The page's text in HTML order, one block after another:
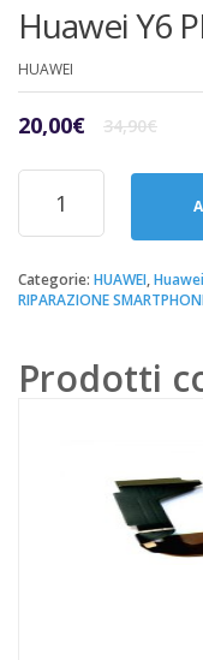
Huawei Y6
HUAWEI
34,90€Il
20,00€
Il
Riparazione
Sostituzione
Batteria
Y6
PRO
Categorie: HUAWEI,
RIPARAZIONE
Prodotti